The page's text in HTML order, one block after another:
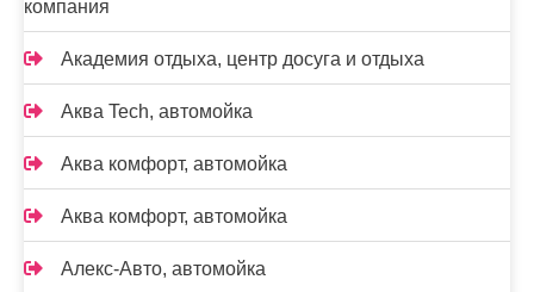
компания
Академия отдыха, центр досуга и отдыха
Аква Tech, автомойка
Аква комфорт, автомойка
Аква комфорт, автомойка
Алекс-Авто, автомойка